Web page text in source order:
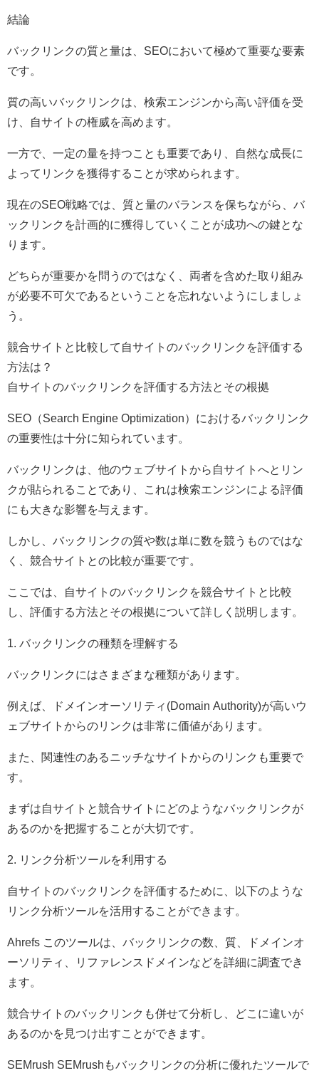
結論
バックリンクの質と量は、SEOにおいて極めて重要な要素
です。
質の高いバックリンクは、検索エンジンから高い評価を受
け、自サイトの権威を高めます。
一方で、一定の量を持つことも重要であり、自然な成長に
よってリンクを獲得することが求められます。
現在のSEO戦略では、質と量のバランスを保ちながら、バ
ックリンクを計画的に獲得していくことが成功への鍵とな
ります。
どちらが重要かを問うのではなく、両者を含めた取り組み
が必要不可欠であるということを忘れないようにしましょ
う。
競合サイトと比較して自サイトのバックリンクを評価する
方法は？
自サイトのバックリンクを評価する方法とその根拠
SEO（Search Engine Optimization）におけるバックリンク
の重要性は十分に知られています。
バックリンクは、他のウェブサイトから自サイトへとリン
クが貼られることであり、これは検索エンジンによる評価
にも大きな影響を与えます。
しかし、バックリンクの質や数は単に数を競うものではな
く、競合サイトとの比較が重要です。
ここでは、自サイトのバックリンクを競合サイトと比較
し、評価する方法とその根拠について詳しく説明します。
1. バックリンクの種類を理解する
バックリンクにはさまざまな種類があります。
例えば、ドメインオーソリティ(Domain Authority)が高いウ
ェブサイトからのリンクは非常に価値があります。
また、関連性のあるニッチなサイトからのリンクも重要で
す。
まずは自サイトと競合サイトにどのようなバックリンクが
あるのかを把握することが大切です。
2. リンク分析ツールを利用する
自サイトのバックリンクを評価するために、以下のような
リンク分析ツールを活用することができます。
Ahrefs このツールは、バックリンクの数、質、ドメインオ
ーソリティ、リファレンスドメインなどを詳細に調査でき
ます。
競合サイトのバックリンクも併せて分析し、どこに違いが
あるのかを見つけ出すことができます。
SEMrush SEMrushもバックリンクの分析に優れたツールで